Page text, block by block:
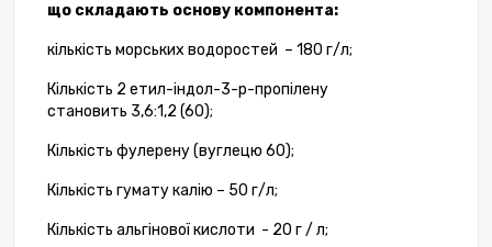
що складають основу компонента:
кількість морських водоростей – 180 г/л;
Кількість 2 етил-індол-3-р-пропілену
становить 3,6:1,2 (60);
Кількість фулерену(вуглецю 60);
Кількість гуматукалію – 50 г/л;
Кількість альгінової кислоти - 20 г/ л;